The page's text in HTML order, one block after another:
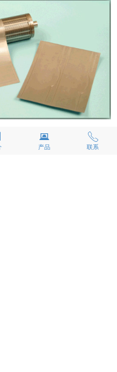
뀵
产品
ꂅ
联系